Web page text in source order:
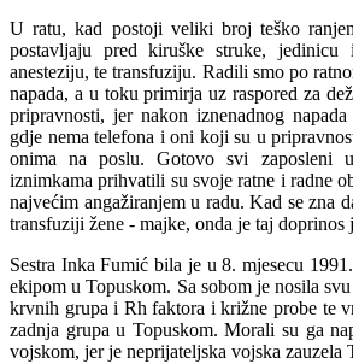
U ratu, kad postoji veliki broj teško
postavljaju pred kiruške struke, jedinicu
anesteziju, te transfuziju. Radili smo po
napada, a u toku primirja uz raspored za
pripravnosti, jer nakon iznenadnog
gdje nema telefona i oni koji su u
onima na poslu. Gotovo svi zaposleni
iznimkama prihvatili su svoje ratne i radne
najvećim angažiranjem u radu. Kad se zna
transfuziji žene - majke, onda je taj doprinos
Sestra Inka Fumić bila je u 8. mjesecu
ekipom u Topuskom. Sa sobom je nosila
krvnih grupa i Rh faktora i križne probe te
zadnja grupa u Topuskom. Morali su ga
vojskom, jer je neprijateljska vojska zauzela